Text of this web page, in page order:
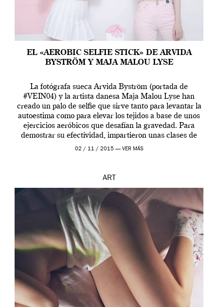
EL «AEROBIC SELFIE STICK» DE ARVIDA
BYSTRÖM Y MAJA MALOU LYSE
La fotógrafa sueca Arvida Byström (portada de
#VEIN04) y la artista danesa Maja Malou Lyse han
creado un palo de selfie que sirve tanto para levantar la
autoestima como para elevar los tejidos a base de unos
ejercicios aeróbicos que desafían la gravedad. Para
demostrar su efectividad, impartieron unas clases de
prueba en el Tate […]
02 / 11 / 2015 — VER MÁS
ART